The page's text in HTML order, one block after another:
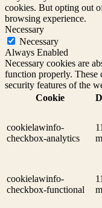
cookies. But opting out
browsing experience.
Necessary
Necessary
Always Enabled
Necessary cookies are
function properly. These
security features of the
Cookie
cookielawinfo-
checkbox-analytics
11
cookielawinfo-
checkbox-functional
11